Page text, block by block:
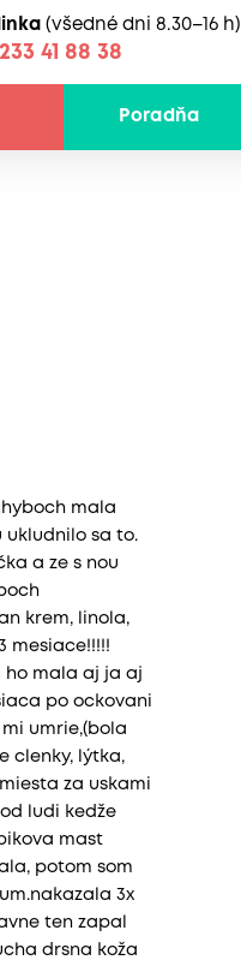
(všedné dni 8.30–16 h)
41 88 38
Poradňa
mala
ukludnilo sa to.
a ze s nou
krem, linola,
mesiace!!!!!
ho mala aj ja aj
po ockovani
umrie,(bola
clenky, lýtka,
za uskami
ludi kedže
mast
potom som
3x
ten zapal
drsna koža